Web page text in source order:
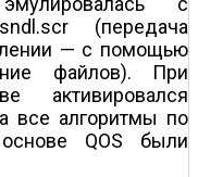
(передача
— с помощью
файлов). При
активировался
все алгоритмы по
QOS были